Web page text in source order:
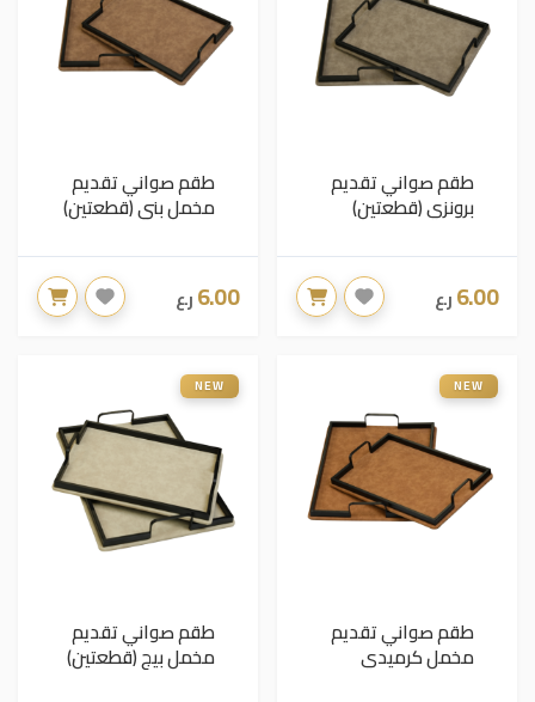
طقم صواني تقديم
برونزي (قطعتين)
6.00ر.ع
طقم صواني تقديم
مخمل بني (قطعتين)
6.00ر.ع
NEW
طقم صواني تقديم
مخمل كرميدي
NEW
طقم صواني تقديم
مخمل بيج (قطعتين)